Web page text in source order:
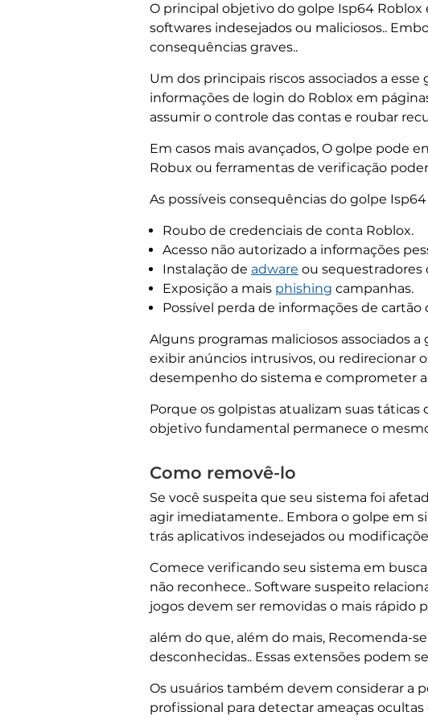
O principal objetivo do golpe Isp64
softwares indesejados ou maliciosos..
consequências graves..
Um dos principais riscos associados a
informações de login do Roblox em
assumir o controle das contas e roubar
Em casos mais avançados, O golpe pode
Robux ou ferramentas de verificação
As possíveis consequências do golpe
Roubo de credenciais de conta Roblox.
Acesso não autorizado a informações
Instalação de adware ou sequestradores
Exposição a mais phishing campanhas.
Possível perda de informações de
Alguns programas maliciosos associados
exibir anúncios intrusivos, ou redirecionar
desempenho do sistema e comprometer
Porque os golpistas atualizam suas
objetivo fundamental permanece o
Como removê-lo
Se você suspeita que seu sistema foi
agir imediatamente.. Embora o golpe em
trás aplicativos indesejados ou
Comece verificando seu sistema em
não reconhece.. Software suspeito
jogos devem ser removidas o mais rápido
além do que, além do mais, Recomenda-
desconhecidas.. Essas extensões podem
Os usuários também devem considerar a
profissional para detectar ameaças